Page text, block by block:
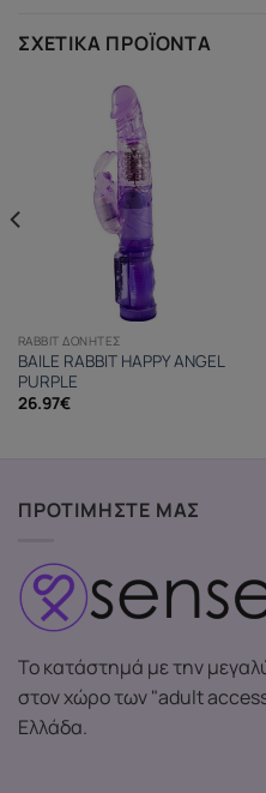
ΣΧΕΤΙΚΆ ΠΡΟΪΌΝΤΑ
RABBIT ΔΟΝΗΤΈΣ
BAILE RABBIT HAPPY ANGEL
PURPLE
26.97€
ΠΡΟΤΙΜΗΣΤΕ ΜΑΣ
Το κατάστημά με την
στον χώρο των "adult
Ελλάδα.